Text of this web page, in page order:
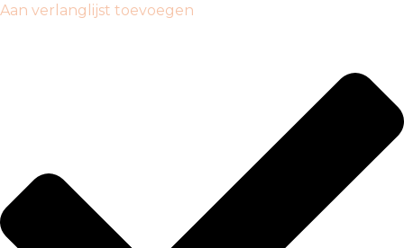
Aan verlanglijst toevoegen